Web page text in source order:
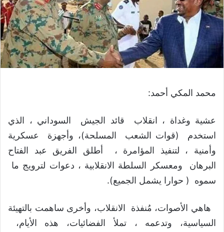
محمد المكي أحمد:
عشية وغداة ، انقلاب قائد الجيش السوداني ، الذي
استخدم (قوات الشعب المسلحة)، وأجهزة عسكرية
وأمنية ، لتنفيذ المؤامرة ، أطلق الفريق عبد الفتاح
البرهان ومعسكر السلطة الانقلابية ، دعوات لترويج ما
سموه ( حوارا يشمل الجميع).
هاهي الأصوات، مُنفذة الانقلاب، وأخرى ساهمت بالتهيئة
السياسية، وتدعمه ، تملأ الفضائيات، هذه الأيام،